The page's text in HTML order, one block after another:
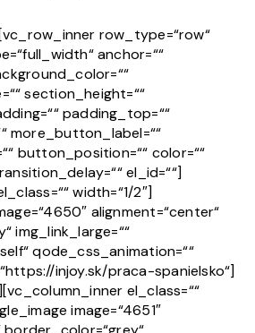
row_type=“row“
anchor=““
section_height=““
padding_top=““
more_button_label=““
button_position=““ color=““
el_id=““]
width=“1/2″]
alignment=“center“
img_link_large=““
qode_css_animation=““
injoy.sk/praca-spanielsko“]
el_class=““
image=“4651″